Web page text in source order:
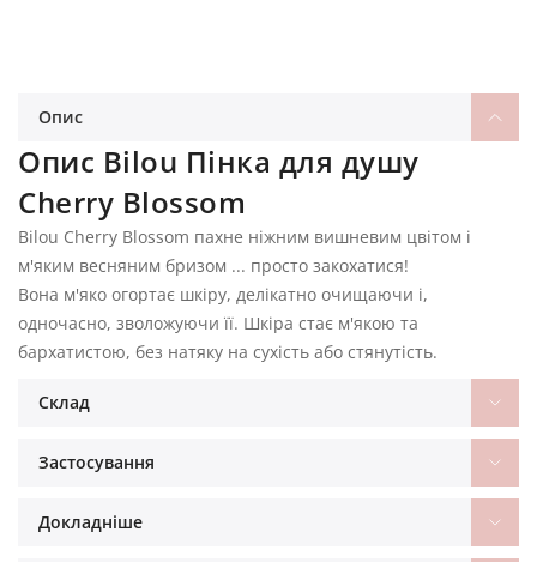
Опис
Опис Bilou Пінка для душу
Cherry Blossom
Bilou Cherry Blossom пахне ніжним вишневим цвітом і
м'яким весняним бризом ... просто закохатися!
Вона м'яко огортає шкіру, делікатно очищаючи і,
одночасно, зволожуючи її. Шкіра стає м'якою та
бархатистою, без натяку на сухість або стянутість.
Склад
Застосування
Докладніше